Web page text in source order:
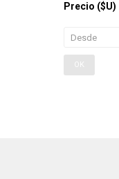
Precio ($U)
OK